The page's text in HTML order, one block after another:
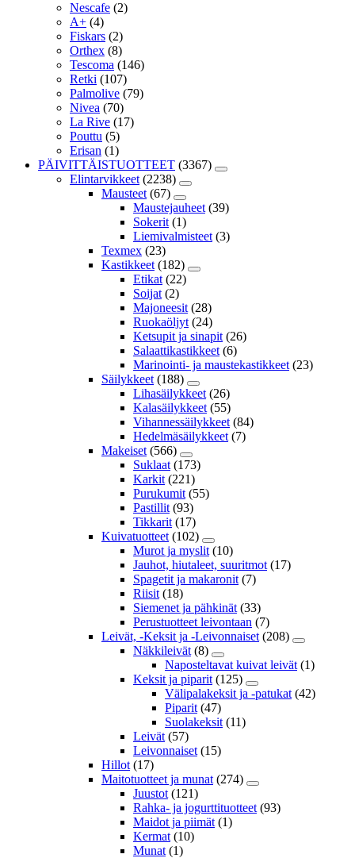
Nescafe (2)
A+ (4)
Fiskars (2)
Orthex (8)
Tescoma (146)
Retki (107)
Palmolive (79)
Nivea (70)
La Rive (17)
Pouttu (5)
Erisan (1)
PÄIVITTÄISTUOTTEET (3367)
Elintarvikkeet (2238)
Mausteet (67)
Maustejauheet (39)
Sokerit (1)
Liemivalmisteet (3)
Texmex (23)
Kastikkeet (182)
Etikat (22)
Soijat (2)
Majoneesit (28)
Ruokaöljyt (24)
Ketsupit ja sinapit (26)
Salaattikastikkeet (6)
Marinointi- ja maustekastikkeet (23)
Säilykkeet (188)
Lihasäilykkeet (26)
Kalasäilykkeet (55)
Vihannessäilykkeet (84)
Hedelmäsäilykkeet (7)
Makeiset (566)
Suklaat (173)
Karkit (221)
Purukumit (55)
Pastillit (93)
Tikkarit (17)
Kuivatuotteet (102)
Murot ja myslit (10)
Jauhot, hiutaleet, suuritmot (17)
Spagetit ja makaronit (7)
Riisit (18)
Siemenet ja pähkinät (33)
Perustuotteet leivontaan (7)
Leivät, -Keksit ja -Leivonnaiset (208)
Näkkileivät (8)
Naposteltavat kuivat leivät (1)
Keksit ja piparit (125)
Välipalakeksit ja -patukat (42)
Piparit (47)
Suolakeksit (11)
Leivät (57)
Leivonnaiset (15)
Hillot (17)
Maitotuotteet ja munat (274)
Juustot (121)
Rahka- ja jogurttituotteet (93)
Maidot ja piimät (1)
Kermat (10)
Munat (1)